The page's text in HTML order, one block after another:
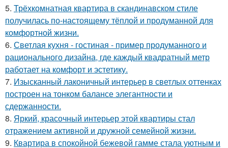
5. Трёхкомнатная квартира в скандинавском стиле
получилась по-настоящему тёплой и продуманной для
комфортной жизни.
6. Светлая кухня - гостиная - пример продуманного и
рационального дизайна, где каждый квадратный метр
работает на комфорт и эстетику.
7. Изысканный лаконичный интерьер в светлых оттенках
построен на тонком балансе элегантности и
сдержанности.
8. Яркий, красочный интерьер этой квартиры стал
отражением активной и дружной семейной жизни.
9. Квартира в спокойной бежевой гамме стала уютным и